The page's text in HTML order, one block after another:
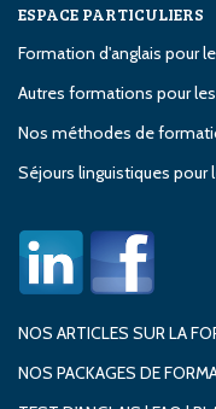
ESPACE PARTICULIERS
Formation d'anglais pour
Autres formations pour
Nos méthodes de
Séjours linguistiques pour
NOS ARTICLES SUR LA
NOS PACKAGES DE